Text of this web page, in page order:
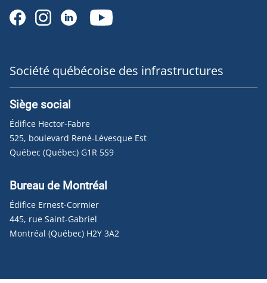
Société québécoise des infrastructures
Siège social
Édifice Hector-Fabre
525, boulevard René-Lévesque Est
Québec (Québec) G1R 5S9
Bureau de Montréal
Édifice Ernest-Cormier
445, rue Saint-Gabriel
Montréal (Québec) H2Y 3A2